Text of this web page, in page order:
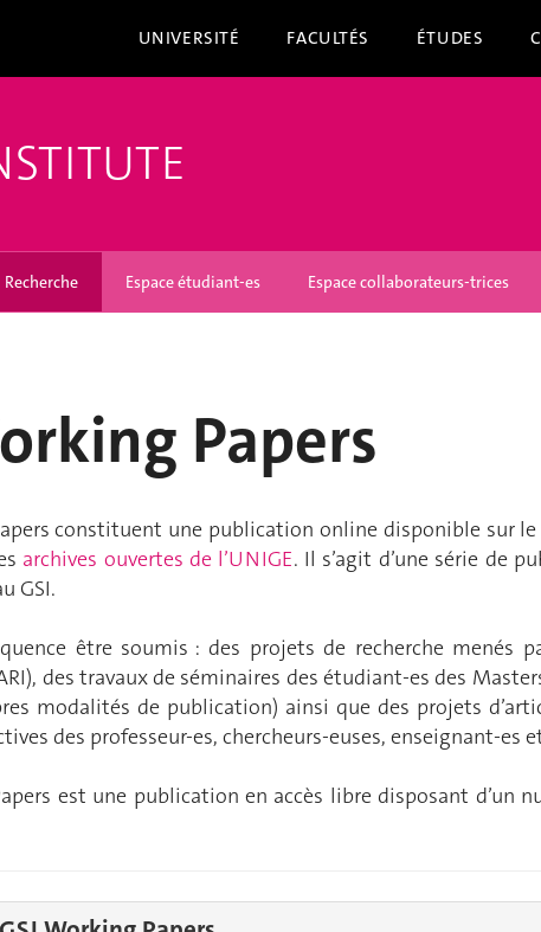
UNIVERSITÉ FACULTÉS ÉTUDES
Recherche Espace étudiant-es Espace collaborateurs-trices
Papers
constituent une publication online disponible sur
archives ouvertes de l’UNIGE. Il s’agit d’une série de
GSI.
être soumis : des projets de recherche menés
des travaux de séminaires des étudiant-es des
modalités de publication) ainsi que des projets
des professeur-es, chercheurs-euses, enseignant-es
est une publication en accès libre disposant d’un